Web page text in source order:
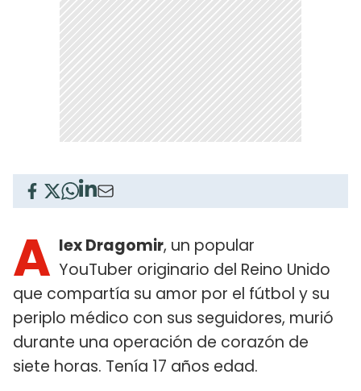
A lex Dragomir, un popular
YouTuber originario del Reino Unido
que compartía su amor por el fútbol y su
periplo médico con sus seguidores, murió
durante una operación de corazón de
siete horas. Tenía 17 años edad.